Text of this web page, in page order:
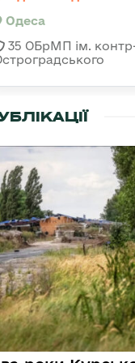
Одеса
35 ОБрМП ім.